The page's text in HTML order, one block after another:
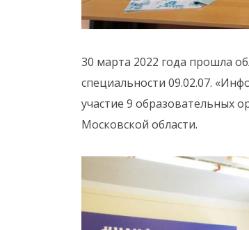
30 марта 2022 года прошла
специальности 09.02.07.
участие 9 образовательных
Московской области.